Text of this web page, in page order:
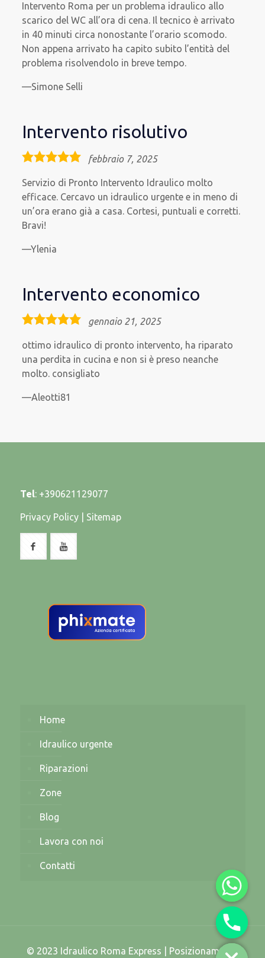
Intervento Roma per un problema idraulico allo
scarico del WC all’ora di cena. Il tecnico è arrivato
in 40 minuti circa nonostante l’orario scomodo.
Non appena arrivato ha capito subito l’entità del
problema risolvendolo in breve tempo.
Simone Selli
Intervento risolutivo
5,0
febbraio 7, 2025
Servizio di Pronto Intervento Idraulico molto
efficace. Cercavo un idraulico urgente e in meno di
un’ora erano già a casa. Cortesi, puntuali e corretti.
Bravi!
Ylenia
Intervento economico
5,0
gennaio 21, 2025
ottimo idraulico di pronto intervento, ha riparato
una perdita in cucina e non si è preso neanche
molto. consigliato
Aleotti81
Tel: +390621129077
Privacy Policy| Sitemap
Home
Idraulico urgente
Riparazioni
Zone
Blog
Lavora con noi
Contatti
© 2023 Idraulico Roma Express | Posizionamento